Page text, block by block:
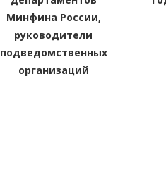
Минфина России,
руководители
подведомственных
организаций